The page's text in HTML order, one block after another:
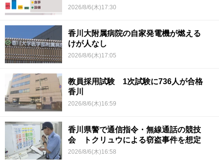
2026/8/6(木)17:30
香川大附属病院の自家発電機が燃える
けが人なし
2026/8/6(木)17:05
教員採用試験 1次試験に736人が合格
香川
2026/8/6(木)16:59
香川県警で通信指令・無線通話の競技
会 トクリュウによる窃盗事件を想定
2026/8/6(木)16:58